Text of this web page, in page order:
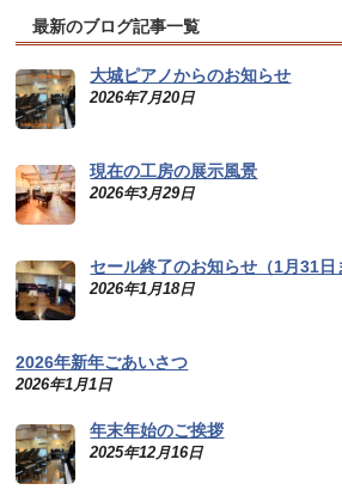
最新のブログ記事一覧
大城ピアノからのお知らせ
2026年7月20日
現在の工房の展示風景
2026年3月29日
セール終了のお知らせ（1月31日
2026年1月18日
2026年新年ごあいさつ
2026年1月1日
年末年始のご挨拶
2025年12月16日